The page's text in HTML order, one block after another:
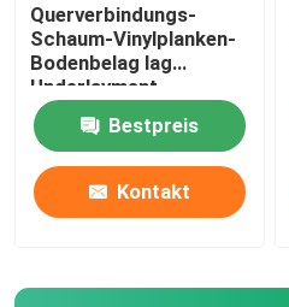
Querverbindungs-
Schaum-Vinylplanken-
Bodenbelag lag
Underlayment
Millimeters IXPE des
Graus 1,5 zugrunde
Bestpreis
Kontakt